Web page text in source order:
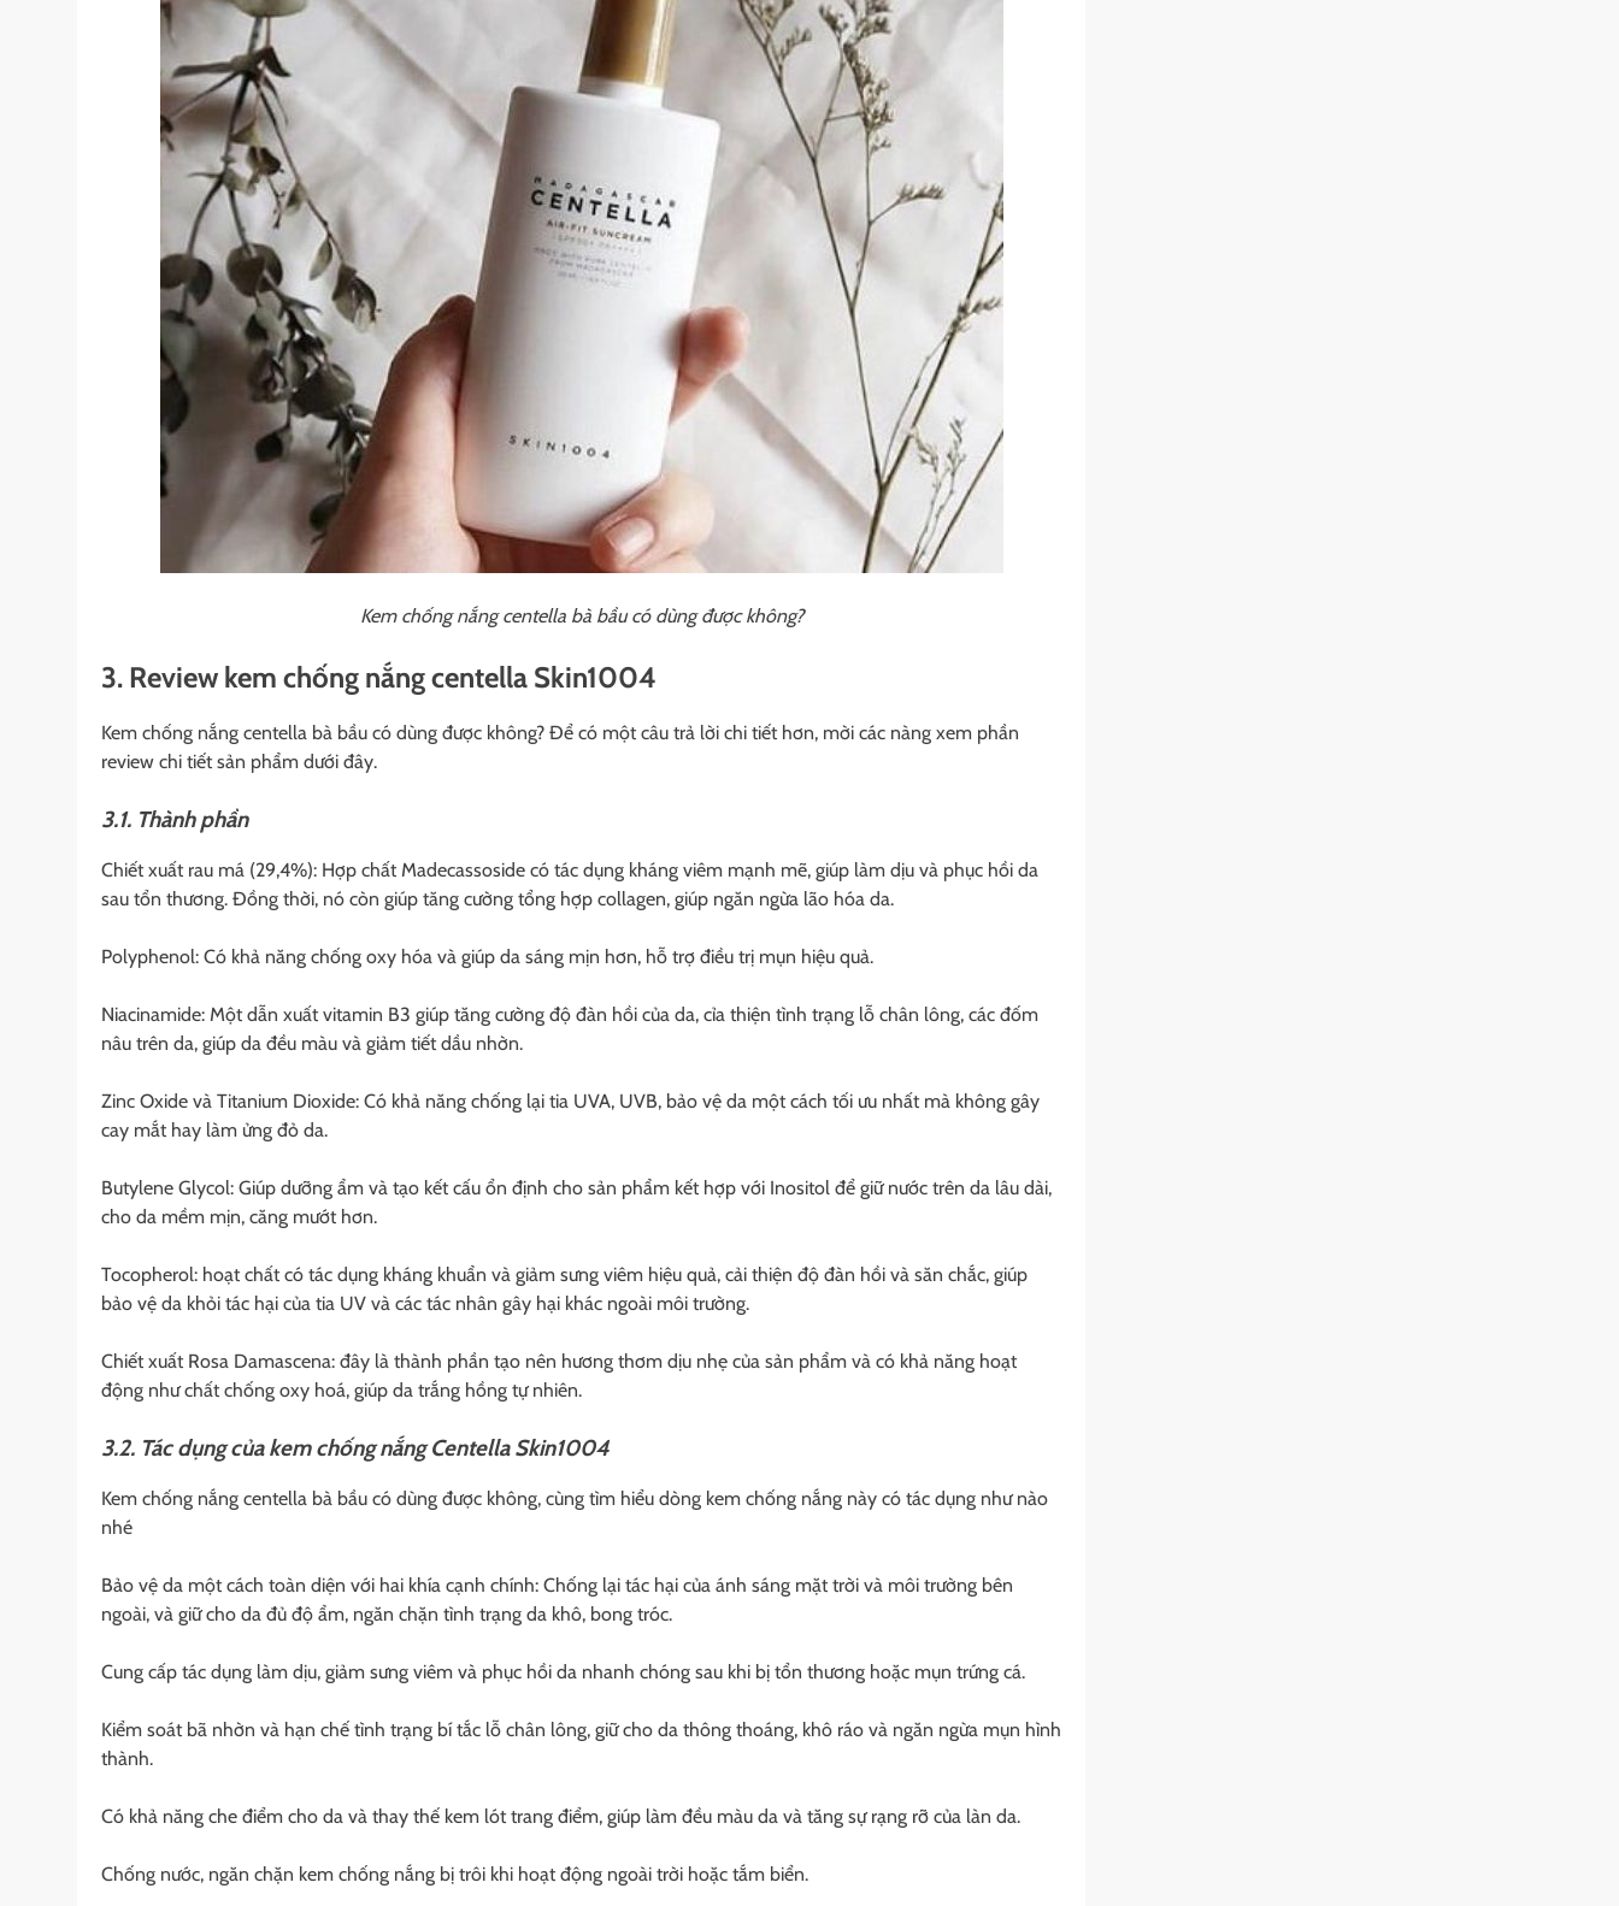
Kem chống nắng centella bà bầu có dùng được không?
3. Review kem chống nắng centella Skin1004
Kem chống nắng centella bà bầu có dùng được không? Để có một câu trả lời chi tiết hơn, mời các nàng xem phần
review chi tiết sản phẩm dưới đây.
3.1. Thành phần
Chiết xuất rau má (29,4%): Hợp chất Madecassoside có tác dụng kháng viêm mạnh mẽ, giúp làm dịu và phục hồi da
sau tổn thương. Đồng thời, nó còn giúp tăng cường tổng hợp collagen, giúp ngăn ngừa lão hóa da.
Polyphenol: Có khả năng chống oxy hóa và giúp da sáng mịn hơn, hỗ trợ điều trị mụn hiệu quả.
Niacinamide: Một dẫn xuất vitamin B3 giúp tăng cường độ đàn hồi của da, cỉa thiện tình trạng lỗ chân lông, các đốm
nâu trên da, giúp da đều màu và giảm tiết dầu nhờn.
Zinc Oxide và Titanium Dioxide: Có khả năng chống lại tia UVA, UVB, bảo vệ da một cách tối ưu nhất mà không gây
cay mắt hay làm ửng đỏ da.
Butylene Glycol: Giúp dưỡng ẩm và tạo kết cấu ổn định cho sản phẩm kết hợp với Inositol để giữ nước trên da lâu dài,
cho da mềm mịn, căng mướt hơn.
Tocopherol: hoạt chất có tác dụng kháng khuẩn và giảm sưng viêm hiệu quả, cải thiện độ đàn hồi và săn chắc, giúp
bảo vệ da khỏi tác hại của tia UV và các tác nhân gây hại khác ngoài môi trường.
Chiết xuất Rosa Damascena: đây là thành phần tạo nên hương thơm dịu nhẹ của sản phẩm và có khả năng hoạt
động như chất chống oxy hoá, giúp da trắng hồng tự nhiên.
3.2. Tác dụng của kem chống nắng Centella Skin1004
Kem chống nắng centella bà bầu có dùng được không, cùng tìm hiểu dòng kem chống nắng này có tác dụng như nào
nhé
Bảo vệ da một cách toàn diện với hai khía cạnh chính: Chống lại tác hại của ánh sáng mặt trời và môi trường bên
ngoài, và giữ cho da đủ độ ẩm, ngăn chặn tình trạng da khô, bong tróc.
Cung cấp tác dụng làm dịu, giảm sưng viêm và phục hồi da nhanh chóng sau khi bị tổn thương hoặc mụn trứng cá.
Kiểm soát bã nhờn và hạn chế tình trạng bí tắc lỗ chân lông, giữ cho da thông thoáng, khô ráo và ngăn ngừa mụn hình
thành.
Có khả năng che điểm cho da và thay thế kem lót trang điểm, giúp làm đều màu da và tăng sự rạng rỡ của làn da.
Chống nước, ngăn chặn kem chống nắng bị trôi khi hoạt động ngoài trời hoặc tắm biển.